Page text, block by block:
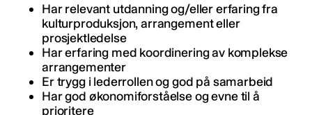
Har relevant utdanning og/eller erfaring fra
kulturproduksjon, arrangement eller
prosjektledelse
Har erfaring med koordinering av komplekse
arrangementer
Er trygg i lederrollen og god på samarbeid
Har god økonomiforståelse og evne til å
prioritere